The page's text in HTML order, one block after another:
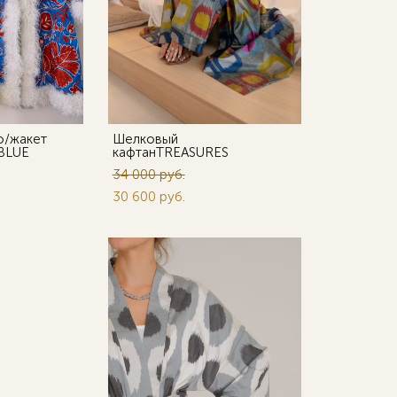
жакет
Шелковый
кафтанTREASURES
34 000 pуб.
30 600 pуб.